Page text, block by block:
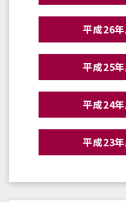
平成26年
平成25年
平成24年
平成23年